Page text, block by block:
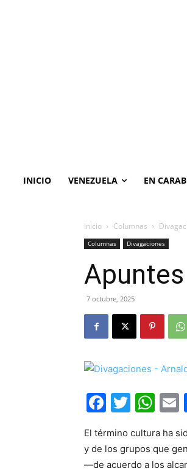
INICIO VENEZUELA EN
Inicio Columnas
Columnas Divagaciones
7 octubre, 2025
El término cultura ha
y de los grupos que
—de acuerdo a los